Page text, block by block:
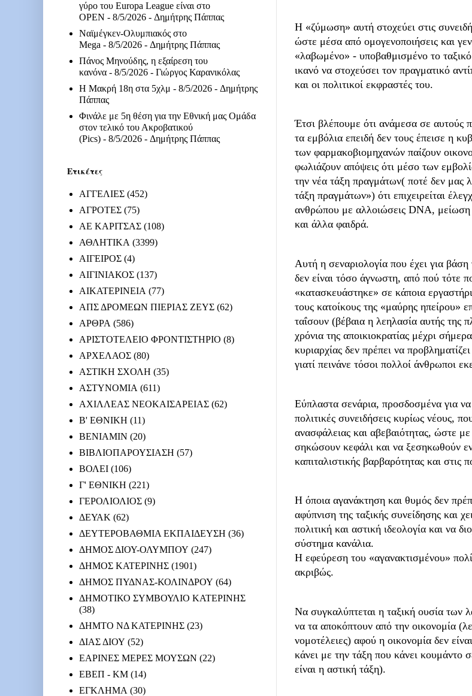
Η «ζύμωση» αυτή στοχεύει στις
ώστε μέσα από ομογενοποιήσεις και
«λαβωμένο» - υποβαθμισμένο το
ικανό να στοχεύσει τον πραγματικό
και οι πολιτικοί εκφραστές του.
Έτσι βλέπουμε ότι ανάμεσα σε αυτούς
τα εμβόλια επειδή δεν τους έπεισε η
των φαρμακοβιομηχανών παίζουν
φωλιάζουν απόψεις ότι μέσο των
την νέα τάξη πραγμάτων( ποτέ δεν μας
τάξη πραγμάτων») ότι επιχειρείται
ανθρώπου με αλλοιώσεις DNA,
και άλλα φαιδρά.
Αυτή η σεναριολογία που έχει για
δεν είναι τόσο άγνωστη, από πού τότε
«κατασκευάστηκε» σε κάποια
τους κατοίκους της «μαύρης ηπείρου»
ταΐσουν (βέβαια η λεηλασία αυτής της
χρόνια της αποικιοκρατίας μέχρι
κυριαρχίας δεν πρέπει να
γιατί πεινάνε τόσοι πολλοί άνθρωποι
Εύπλαστα σενάρια, προσδοσμένα για
πολιτικές συνειδήσεις κυρίως νέους,
ανασφάλειας και αβεβαιότητας, ώστε με
σηκώσουν κεφάλι και να ξεσηκωθούν
καπιταλιστικής βαρβαρότητας και στις
Η όποια αγανάκτηση και θυμός δεν
αφύπνιση της ταξικής συνείδησης και
πολιτική και αστική ιδεολογία και να
σύστημα κανάλια.
Η εφεύρεση του «αγανακτισμένου»
ακριβώς.
Να συγκαλύπτεται η ταξική ουσία των
να τα αποκόπτουν από την οικονομία
νομοτέλειες) αφού η οικονομία δεν
κάνει με την τάξη που κάνει κουμάντο
είναι η αστική τάξη).
γύρο του Europa League είναι στο
OPEN - 8/5/2026 - Δημήτρης Πάππας
Ναϊμέγκεν-Ολυμπιακός στο
Mega - 8/5/2026 - Δημήτρης Πάππας
Πάνος Μηνούδης, η εξαίρεση του
κανόνα - 8/5/2026 - Γιώργος Καρανικόλας
Η Μακρή 18η στα 5χλμ - 8/5/2026 - Δημήτρης
Πάππας
Φινάλε με 5η θέση για την Εθνική μας Ομάδα
στον τελικό του Ακροβατικού
(Pics) - 8/5/2026 - Δημήτρης Πάππας
Ετικέτες
ΑΓΓΕΛΙΕΣ (452)
ΑΓΡΟΤΕΣ (75)
ΑΕ ΚΑΡΙΤΣΑΣ (108)
ΑΘΛΗΤΙΚΑ (3399)
ΑΙΓΕΙΡΟΣ (4)
ΑΙΓΙΝΙΑΚΟΣ (137)
ΑΙΚΑΤΕΡΙΝΕΙΑ (77)
ΑΠΣ ΔΡΟΜΕΩΝ ΠΙΕΡΙΑΣ ΖΕΥΣ (62)
ΑΡΘΡΑ (586)
ΑΡΙΣΤΟΤΕΛΕΙΟ ΦΡΟΝΤΙΣΤΗΡΙΟ (8)
ΑΡΧΕΛΑΟΣ (80)
ΑΣΤΙΚΗ ΣΧΟΛΗ (35)
ΑΣΤΥΝΟΜΙΑ (611)
ΑΧΙΛΛΕΑΣ ΝΕΟΚΑΙΣΑΡΕΙΑΣ (62)
Β' ΕΘΝΙΚΗ (11)
ΒΕΝΙΑΜΙΝ (20)
ΒΙΒΛΙΟΠΑΡΟΥΣΙΑΣΗ (57)
ΒΟΛΕΙ (106)
Γ' ΕΘΝΙΚΗ (221)
ΓΕΡΟΛΙΟΛΙΟΣ (9)
ΔΕΥΑΚ (62)
ΔΕΥΤΕΡΟΒΑΘΜΙΑ ΕΚΠΑΙΔΕΥΣΗ (36)
ΔΗΜΟΣ ΔΙΟΥ-ΟΛΥΜΠΟΥ (247)
ΔΗΜΟΣ ΚΑΤΕΡΙΝΗΣ (1901)
ΔΗΜΟΣ ΠΥΔΝΑΣ-ΚΟΛΙΝΔΡΟΥ (64)
ΔΗΜΟΤΙΚΟ ΣΥΜΒΟΥΛΙΟ ΚΑΤΕΡΙΝΗΣ
(38)
ΔΗΜΤΟ ΝΔ ΚΑΤΕΡΙΝΗΣ (23)
ΔΙΑΣ ΔΙΟΥ (52)
ΕΑΡΙΝΕΣ ΜΕΡΕΣ ΜΟΥΣΩΝ (22)
ΕΒΕΠ - ΚΜ (14)
ΕΓΚΛΗΜΑ (30)